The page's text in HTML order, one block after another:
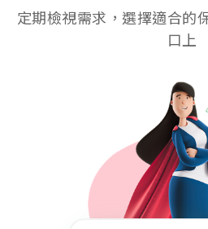
定期檢視需求，選擇適合的
口上